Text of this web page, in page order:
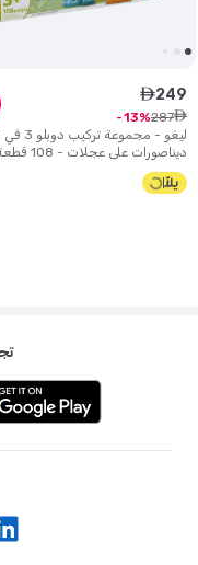
ديناصورات على عجلات - 108 قطعة
ê249
ê
287
13